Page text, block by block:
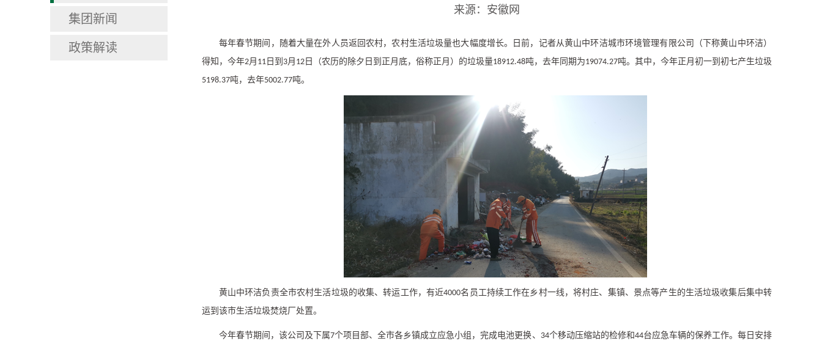
集团新闻
政策解读
来源：安徽网
每年春节期间，随着大量在外人员返回农村，农村生活垃圾量也大幅度增长。日前，记者从黄山中环洁城市环境管理有限公司（下称黄山中环洁）
得知，今年2月 11日到 3月 12日（农历的除夕日到正月底，俗称正月）的垃圾量18912.48吨，去年同期为19074.27吨。其中，今年正月初一到初七产生垃圾
5198.37吨，去年5002.77吨。
黄山中环洁负责全市农村生活垃圾的收集、转运工作，有近4000名员工持续工作在乡村一线，将村庄、集镇、景点等产生的生活垃圾收集后集中转
运到该市生活垃圾焚烧厂处置。
今年春节期间，该公司及下属7个项目部、全市各乡镇成立应急小组，完成电池更换、 34个移动压缩站的检修和44台应急车辆的保养工作。每日安排